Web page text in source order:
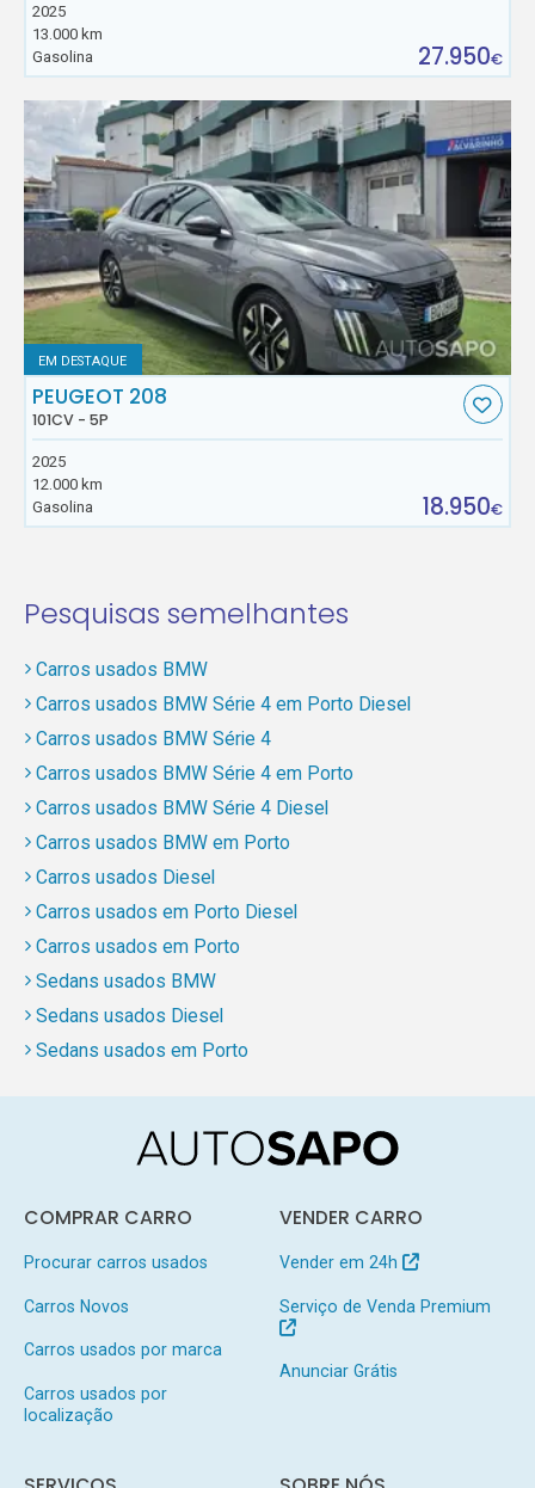
2025
13.000 km
Gasolina
27.950€
EM DESTAQUE
PEUGEOT 208
101CV - 5P
2025
12.000 km
Gasolina
18.950€
Pesquisas semelhantes
Carros usados BMW
Carros usados BMW Série 4 em Porto Diesel
Carros usados BMW Série 4
Carros usados BMW Série 4 em Porto
Carros usados BMW Série 4 Diesel
Carros usados BMW em Porto
Carros usados Diesel
Carros usados em Porto Diesel
Carros usados em Porto
Sedans usados BMW
Sedans usados Diesel
Sedans usados em Porto
COMPRAR CARRO
Procurar carros usados
Carros Novos
Carros usados por marca
Carros usados por
localização
VENDER CARRO
Vender em 24h
Serviço de Venda Premium
Anunciar Grátis